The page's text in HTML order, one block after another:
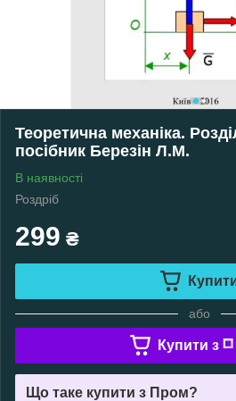
Теоретична механіка.
посібник Березін Л.М.
В наявності
Роздріб
299 ₴
або
Купити з
Що таке купити з Пром?